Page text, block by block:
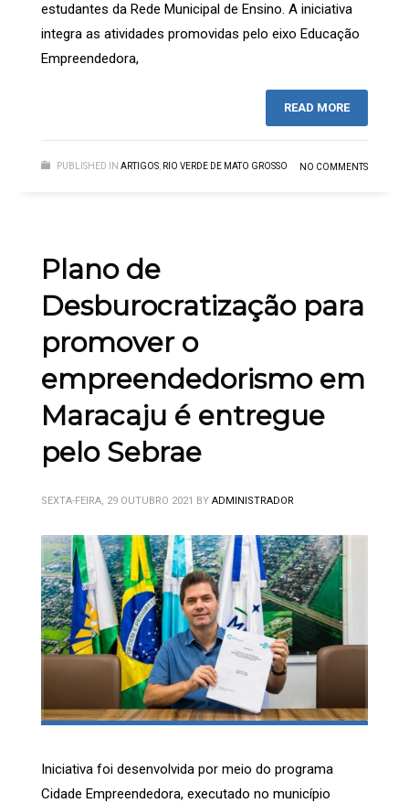
estudantes da Rede Municipal de Ensino. A iniciativa
integra as atividades promovidas pelo eixo Educação
Empreendedora,
READ MORE
PUBLISHED IN ARTIGOS, RIO VERDE DE MATO GROSSO NO COMMENTS
Plano de
Desburocratização para
promover o
empreendedorismo em
Maracaju é entregue
pelo Sebrae
SEXTA-FEIRA, 29 OUTUBRO 2021 BY ADMINISTRADOR
Iniciativa foi desenvolvida por meio do programa
Cidade Empreendedora, executado no município